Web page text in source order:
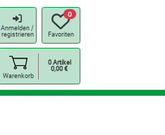
Anmelden /
registrieren
0
Favoriten
Warenkorb
0 Artikel
0,00€